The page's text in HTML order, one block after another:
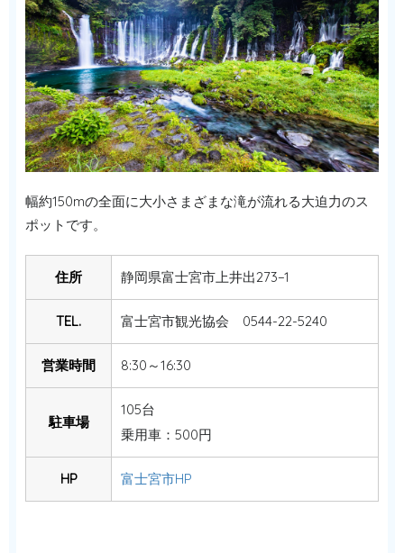
幅約150mの全面に大小さまざまな滝が流れる大迫力のス
ポットです。
住所 静岡県富士宮市上井出273−1
TEL. 富士宮市観光協会 0544-22-5240
営業時間 8:30～16:30
駐車場
105台
乗用車：500円
HP 富士宮市HP